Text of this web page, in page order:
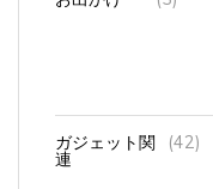
ガジェット関
連
(42)